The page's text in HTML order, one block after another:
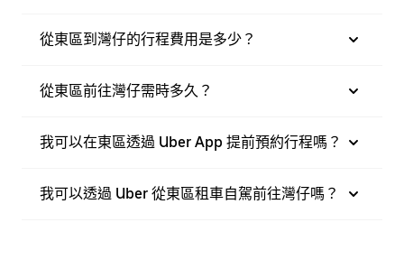
從東區到灣仔的行程費用是多少？
從東區前往灣仔需時多久？
我可以在東區透過 Uber App 提前預約行程嗎？
我可以透過 Uber 從東區租車自駕前往灣仔嗎？